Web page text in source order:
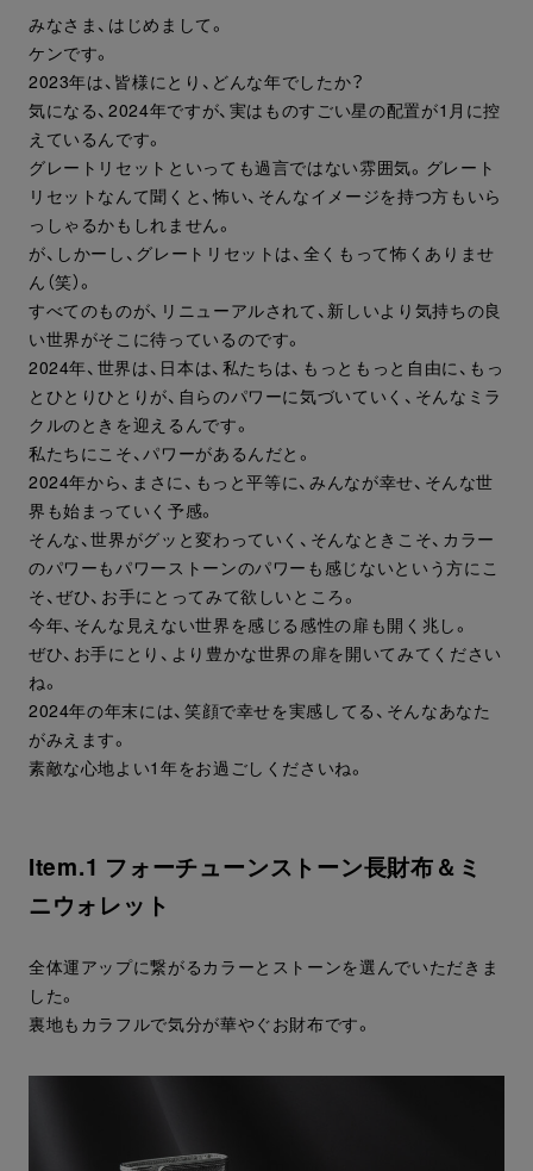
みなさま、はじめまして。
ケンです。
2023年は、皆様にとり、どんな年でしたか？
気になる、2024年ですが、実はものすごい星の配置が1月に控
えているんです。
グレートリセットといっても過言ではない雰囲気。グレート
リセットなんて聞くと、怖い、そんなイメージを持つ方もいら
っしゃるかもしれません。
が、しかーし、グレートリセットは、全くもって怖くありませ
ん（笑）。
すべてのものが、リニューアルされて、新しいより気持ちの良
い世界がそこに待っているのです。
2024年、世界は、日本は、私たちは、もっともっと自由に、もっ
とひとりひとりが、自らのパワーに気づいていく、そんなミラ
クルのときを迎えるんです。
私たちにこそ、パワーがあるんだと。
2024年から、まさに、もっと平等に、みんなが幸せ、そんな世
界も始まっていく予感。
そんな、世界がグッと変わっていく、そんなときこそ、カラー
のパワーもパワーストーンのパワーも感じないという方にこ
そ、ぜひ、お手にとってみて欲しいところ。
今年、そんな見えない世界を感じる感性の扉も開く兆し。
ぜひ、お手にとり、より豊かな世界の扉を開いてみてください
ね。
2024年の年末には、笑顔で幸せを実感してる、そんなあなた
がみえます。
素敵な心地よい1年をお過ごしくださいね。
Item.1 フォーチューンストーン長財布＆ミ
ニウォレット
全体運アップに繋がるカラーとストーンを選んでいただきま
した。
裏地もカラフルで気分が華やぐお財布です。